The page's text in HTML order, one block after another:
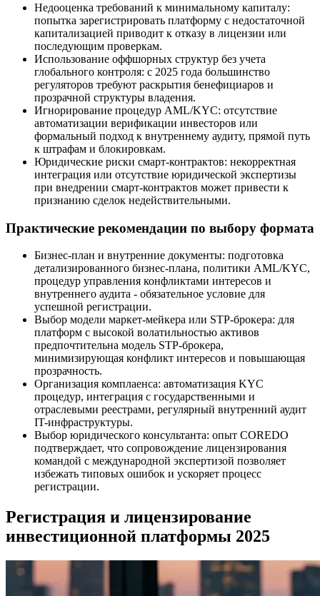
Недооценка требований к минимальному капиталу:
попытка зарегистрировать платформу с недостаточной
капитализацией приводит к отказу в лицензии или
последующим проверкам.
Использование оффшорных структур без учета
глобального контроля: с 2025 года большинство
регуляторов требуют раскрытия бенефициаров и
прозрачной структуры владения.
Игнорирование процедур AML/KYC: отсутствие
автоматизации верификации инвесторов или
формальный подход к внутреннему аудиту, прямой путь
к штрафам и блокировкам.
Юридические риски смарт-контрактов: некорректная
интеграция или отсутствие юридической экспертизы
при внедрении смарт-контрактов может привести к
признанию сделок недействительными.
Практические рекомендации по выбору формата
Бизнес-план и внутренние документы: подготовка
детализированного бизнес-плана, политики AML/KYC,
процедур управления конфликтами интересов и
внутреннего аудита - обязательное условие для
успешной регистрации.
Выбор модели маркет-мейкера или STP-брокера: для
платформ с высокой волатильностью активов
предпочтительна модель STP-брокера,
минимизирующая конфликт интересов и повышающая
прозрачность.
Организация комплаенса: автоматизация KYC
процедур, интеграция с государственными и
отраслевыми реестрами, регулярный внутренний аудит
IT-инфраструктуры.
Выбор юридического консультанта: опыт COREDO
подтверждает, что сопровождение лицензирования
командой с международной экспертизой позволяет
избежать типовых ошибок и ускоряет процесс
регистрации.
Регистрация и лицензирование
инвестиционной платформы 2025